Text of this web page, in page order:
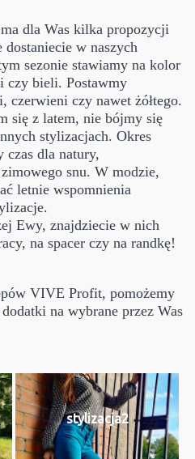
dla Was kilka propozycji
w naszych
sezonie stawiamy na kolor
czy bieli. Postawmy
czerwieni czy nawet żółtego.
się z latem, nie bójmy się
stylizacjach. Okres
dla natury,
snu. W modzie,
letnie wspomnienia
Ewy, znajdziecie w nich
na spacer czy na randkę!
VIVE Profit, pomożemy
na wybrane przez Was
stylizacja2